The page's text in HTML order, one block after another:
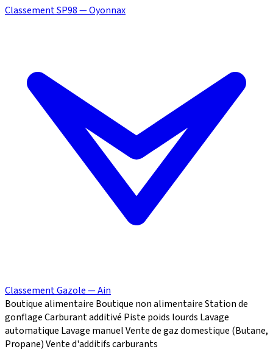
Classement SP98 — Oyonnax
Classement Gazole — Ain
Boutique alimentaire Boutique non alimentaireStation de
gonflageCarburant additivé Piste poids lourds Lavage
automatique Lavage manuelVente de gaz domestique (Butane,
Propane)Vente d'additifs carburants